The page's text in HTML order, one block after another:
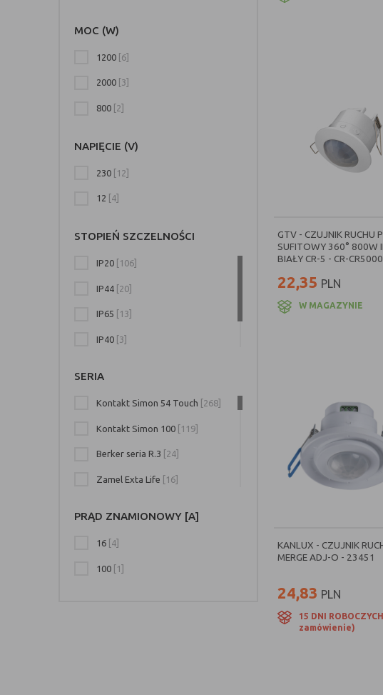
Burzowa Chmura
Księżycowa Lawa
Wulkaniczna Lawa
Kremowy
Stalowy[1]
MOC (W)
1200 [6]
2000 [3]
800 [2]
NAPIĘCIE (V)
230 [12]
12 [4]
STOPIEŃ SZCZELNOŚCI
IP20 [106]
IP44 [20]
IP65 [13]
IP40 [3]
SERIA
Kontakt Simon 54 Touch [268]
Kontakt Simon 100 [119]
Berker seria R.3 [24]
Zamel Exta Life [16]
PRĄD ZNAMIONOWY [A]
16 [4]
100 [1]
GTV - CZUJNIK RUCHU
SUFITOWY 360° 800W
BIAŁY CR-5 - CR-
22,35 PLN
W MAGAZYNIE
KANLUX - CZUJNIK
MERGE ADJ-O - 23451
24,83 PLN
15 DNI
zamówienie)